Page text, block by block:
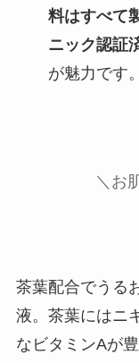
料はすべて
ニック認証
が魅力です。
＼お
茶葉配合でうる
液。茶葉にはニ
なビタミンAが豊